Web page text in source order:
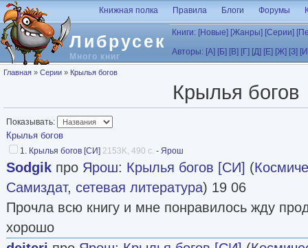
Перейти к основному содержанию
Либрусек
Много книг
Книжная полка Правила Блоги Форумы
Книги: [Новые] [Жанры] [Серии]
Авторы: [А] [Б] [В] [Г] [Д] [Е] [Ж] [З]
Вы здесь
Главная » Серии » Крылья богов
Крылья богов
Показывать:
Крылья богов
1. Крылья богов [СИ] 2153K, 490 с. - Ярош
Sodgik про Ярош: Крылья богов [СИ] (
Самиздат, сетевая литература) 19 06
Прочла всю книгу и мне понравилось жду
хорошо